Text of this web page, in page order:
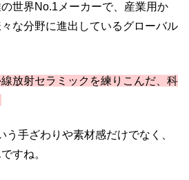
世界No.1メーカーで、産業用か
な分野に進出しているグローバル
放射セラミックを練りこんだ、科
う手ざわりや素材感だけでなく、
すね。